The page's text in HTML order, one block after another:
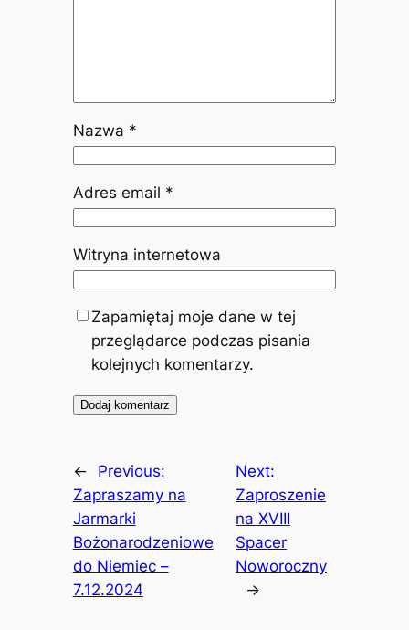
Nazwa *
Adres email *
Witryna internetowa
Zapamiętaj moje dane w tej
przeglądarce podczas pisania
kolejnych komentarzy.
←
Previous:
Zapraszamy na
Jarmarki
Bożonarodzeniowe
do Niemiec –
7.12.2024
Next:
Zaproszenie
na XVIII
Spacer
Noworoczny
→